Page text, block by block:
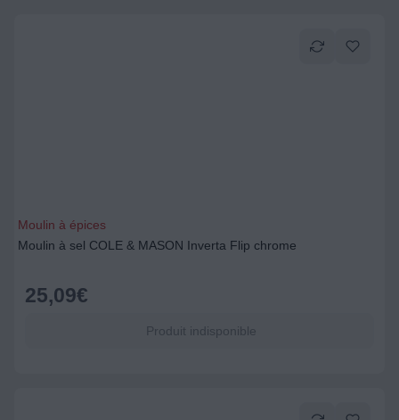
Moulin à épices
Moulin à sel COLE & MASON Inverta Flip chrome
25,09€
Produit indisponible